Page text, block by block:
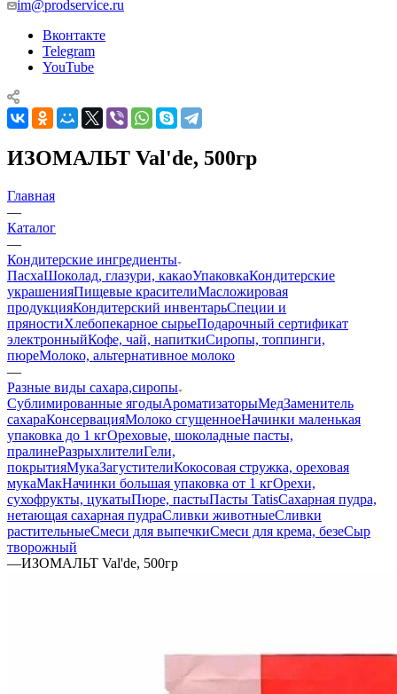
im@prodservice.ru
Вконтакте
Telegram
YouTube
ИЗОМАЛЬТ Val'de, 500гр
Главная
—
Каталог
—
Кондитерские ингредиенты
ПасхаШоколад, глазури, какаоУпаковкаКондитерские
украшенияПищевые красителиМасложировая
продукцияКондитерский инвентарьСпеции и
пряностиХлебопекарное сырьеПодарочный сертификат
электронныйКофе, чай, напиткиСиропы, топпинги,
пюреМолоко, альтернативное молоко
—
Разные виды сахара,сиропы
Сублимированные ягодыАроматизаторыМедЗаменитель
сахараКонсервацияМолоко сгущенноеНачинки маленькая
упаковка до 1 кгОреховые, шоколадные пасты,
пралинеРазрыхлителиГели,
покрытияМукаЗагустителиКокосовая стружка, ореховая
мукаМакНачинки большая упаковка от 1 кгОрехи,
сухофрукты, цукатыПюре, пастыПасты TatisСахарная пудра,
нетающая сахарная пудраСливки животныеСливки
растительныеСмеси для выпечкиСмеси для крема, безеСыр
творожный
—ИЗОМАЛЬТ Val'de, 500гр